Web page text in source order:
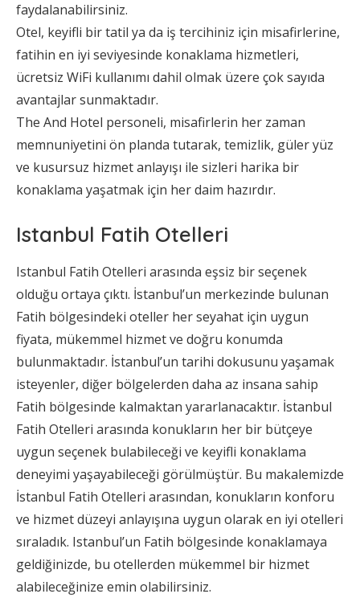
faydalanabilirsiniz.
Otel, keyifli bir tatil ya da iş tercihiniz için misafirlerine,
fatihin en iyi seviyesinde konaklama hizmetleri,
ücretsiz WiFi kullanımı dahil olmak üzere çok sayıda
avantajlar sunmaktadır.
The And Hotel personeli, misafirlerin her zaman
memnuniyetini ön planda tutarak, temizlik, güler yüz
ve kusursuz hizmet anlayışı ile sizleri harika bir
konaklama yaşatmak için her daim hazırdır.
Istanbul Fatih Otelleri
Istanbul Fatih Otelleri arasında eşsiz bir seçenek
olduğu ortaya çıktı. İstanbul’un merkezinde bulunan
Fatih bölgesindeki oteller her seyahat için uygun
fiyata, mükemmel hizmet ve doğru konumda
bulunmaktadır. İstanbul’un tarihi dokusunu yaşamak
isteyenler, diğer bölgelerden daha az insana sahip
Fatih bölgesinde kalmaktan yararlanacaktır. İstanbul
Fatih Otelleri arasında konukların her bir bütçeye
uygun seçenek bulabileceği ve keyifli konaklama
deneyimi yaşayabileceği görülmüştür. Bu makalemizde
İstanbul Fatih Otelleri arasından, konukların konforu
ve hizmet düzeyi anlayışına uygun olarak en iyi otelleri
sıraladık. Istanbul’un Fatih bölgesinde konaklamaya
geldiğinizde, bu otellerden mükemmel bir hizmet
alabileceğinize emin olabilirsiniz.